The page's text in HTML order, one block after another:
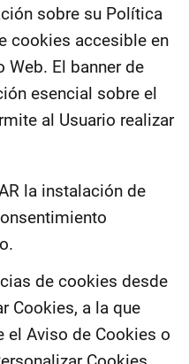
sobre su Política
cookies accesible en
El banner de
esencial sobre el
al Usuario realizar
la instalación de
de cookies desde
Cookies, a la que
el Aviso de Cookies o